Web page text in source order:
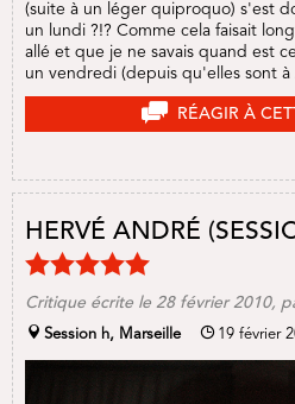
(suite à un léger quiproquo) s'est
un lundi ?!? Comme cela faisait
allé et que je ne savais quand est
un vendredi (depuis qu'elles sont à
RÉAGIR À
HERVÉ ANDRÉ
Critique écrite le 28 février 2010,
Session h, Marseille 19 février